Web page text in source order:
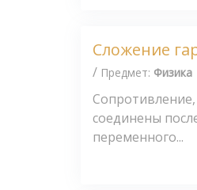
Сложение
/ Предмет: Физика
соединены
переменного...